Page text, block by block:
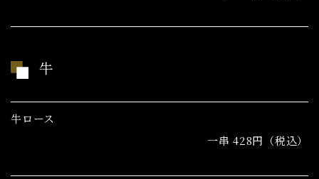
牛
牛ロース
一串 428円（税込）